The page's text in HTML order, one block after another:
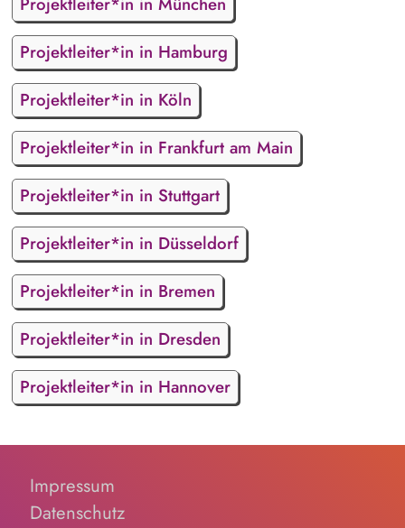
Projektleiter*in in Hamburg
Projektleiter*in in Köln
Projektleiter*in in Frankfurt am Main
Projektleiter*in in Stuttgart
Projektleiter*in in Düsseldorf
Projektleiter*in in Bremen
Projektleiter*in in Dresden
Projektleiter*in in Hannover
Impressum
Datenschutz